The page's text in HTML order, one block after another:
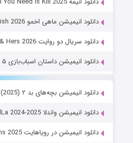
دانلود انیمیشن ماهی اخمو The Pout-Pout Fish 2026
دانلود سریال دو روایت His & Hers 2026
دانلود انیمیشن داستان اسباب‌بازی ۵ Toy Story 5 (2026)
دانلود انیمیشن بچه‌های بد ۲ The Bad Guys 2 (2025)
دانلود انیمیشن واندلا WondLa 2024-2025
دانلود انیمیشن در رویاهایت In Your Dreams 2025